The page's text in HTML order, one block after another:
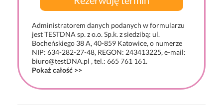
Administratorem danych podanych w formularzu
jest TESTDNA sp. z o.o. Sp.k. z siedzibą: ul.
Bocheńskiego 38 A, 40-859 Katowice, o numerze
NIP: 634-282-27-48, REGON: 243413225, e-mail:
biuro@testDNA.pl , tel.: 665 761 161.
Pokaż całość >>